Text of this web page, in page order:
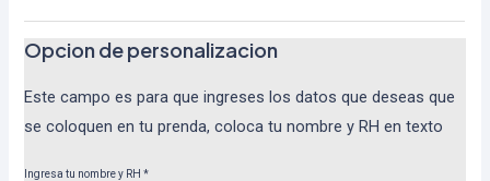
Opcion de personalizacion
Este campo es para que ingreses los datos que deseas que
se coloquen en tu prenda, coloca tu nombre y RH en texto
Ingresa tu nombre y RH*